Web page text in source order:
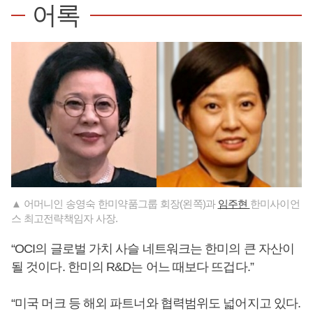
어록
▲ 어머니인 송영숙 한미약품그룹 회장(왼쪽)과 임주현 한미사이언
스 최고전략책임자 사장.
“OCI의 글로벌 가치 사슬 네트워크는 한미의 큰 자산이
될 것이다. 한미의 R&D는 어느 때보다 뜨겁다.”
“미국 머크 등 해외 파트너와 협력범위도 넓어지고 있다.